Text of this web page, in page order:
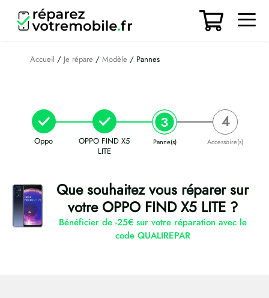
contenu
Accueil / Je répare / Modèle / Pannes
Oppo
OPPO FIND X5
LITE
Panne(s) Accessoire(s)
Que souhaitez vous réparer sur
votre OPPO FIND X5 LITE ?
Bénéficier de -25€ sur votre réparation avec le
code QUALIREPAR